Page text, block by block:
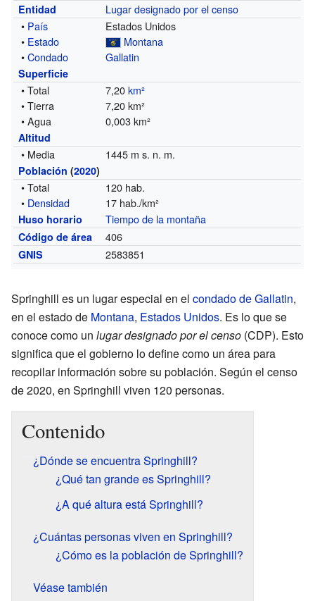
Entidad
Lugar designado por el censo
• País
Estados Unidos
• Estado
Montana
•Condado Gallatin
Superficie
• Total 7,20km²
• Tierra
7,20 km²
• Agua
0,003 km²
Altitud
• Media 1445 m s. n. m.
Población (2020)
• Total
120 hab.
• Densidad 17 hab./km²
Huso horario Tiempo de la montaña
Código de área 406
GNIS 2583851
Springhill es un lugar especial en el condado de Gallatin,
en el estado de Montana, Estados Unidos. Es lo que se
conoce como un lugar designado por el censo (CDP). Esto
significa que el gobierno lo define como un área para
recopilar información sobre su población. Según el censo
de 2020, en Springhill viven 120 personas.
Contenido
¿Dónde se encuentra Springhill?
¿Qué tan grande es Springhill?
¿A qué altura está Springhill?
¿Cuántas personas viven en Springhill?
¿Cómo es la población de Springhill?
Véase también